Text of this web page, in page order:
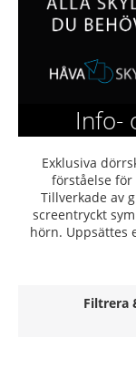
Info-
Exklusiva
förståelse
Tillverkade av
screentryckt
hörn. Uppsättes
Filtrera